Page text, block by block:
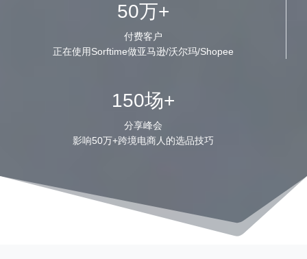
50万+
付费客户
正在使用Sorftime做亚马逊/沃尔玛/Shopee
150场+
分享峰会
影响50万+跨境电商人的选品技巧